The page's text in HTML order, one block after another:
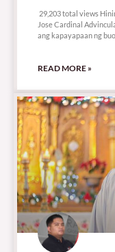
29,203 total views
Jose Cardinal
ang kapayapaan ng
READ MORE »